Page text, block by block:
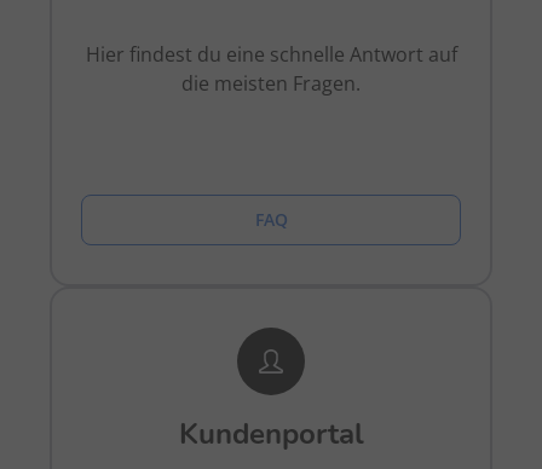
Hier findest du eine schnelle Antwort auf
die meisten Fragen.
FAQ
Kundenportal